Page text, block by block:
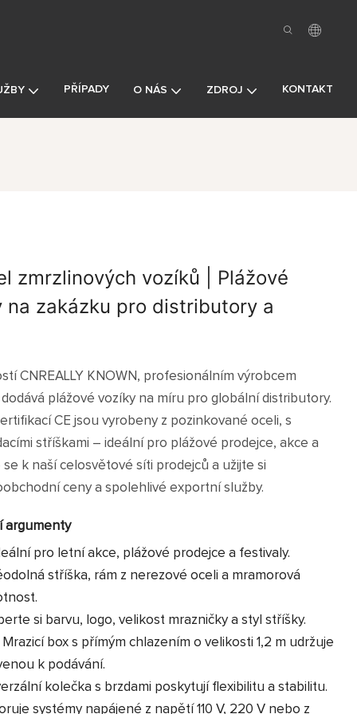
PŘÍPADY O NÁS ZDROJ KONTAKT
zmrzlinových vozíků | Plážové
na zakázku pro distributory a
CNREALLY KNOWN, profesionálním výrobcem
plážové vozíky na míru pro globální distributory.
CE jsou vyrobeny z pozinkované oceli, s
stříškami – ideální pro plážové prodejce, akce a
k naší celosvětové síti prodejců a užijte si
ceny a spolehlivé exportní služby.
argumenty
pro letní akce, plážové prodejce a festivaly.
stříška, rám z nerezové oceli a mramorová
si barvu, logo, velikost mrazničky a styl stříšky.
box s přímým chlazením o velikosti 1,2 m udržuje
k podávání.
kolečka s brzdami poskytují flexibilitu a stabilitu.
systémy napájené z napětí 110 V, 220 V nebo z